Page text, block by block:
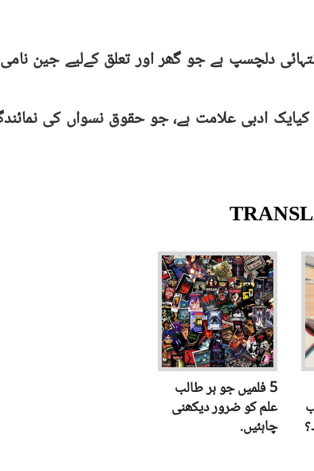
دلچسپ ہے جو گھر اور تعلق کےلیے جین نامی
5 فلمیں جو ہر طالب
علم کو ضرور دیکھنی
چاہئیں.